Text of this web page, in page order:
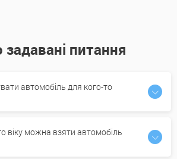
задавані питання
автомобіль для кого-то
віку можна взяти автомобіль